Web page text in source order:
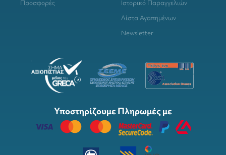
Προσφορές
Ιστορικό Παραγγελιών
Λίστα Αγαπημένων
Newsletter
Υποστηρίζουμε Πληρωμές με